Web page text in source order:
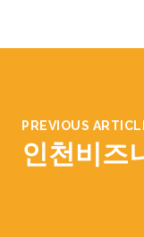
PREVIOUS
인천비즈